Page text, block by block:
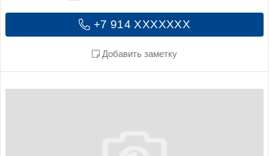
+7 914 XXXXXXX
Добавить заметку